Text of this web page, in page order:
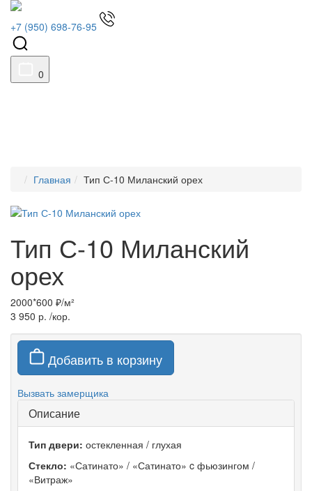
+7 (950) 698-76-95
0
Главная Тип С-10 Миланский орех
Тип С-10 Миланский
орех
2000*600 ₽/м²
3 950 р. /кор.
Добавить в корзину
Вызвать замерщика
Описание
Тип двери: остекленная / глухая
Стекло: «Сатинато» / «Сатинато» c фьюзингом /
«Витраж»